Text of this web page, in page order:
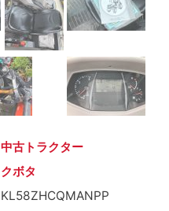
中古トラクター
クボタ
KL58ZHCQMANPP